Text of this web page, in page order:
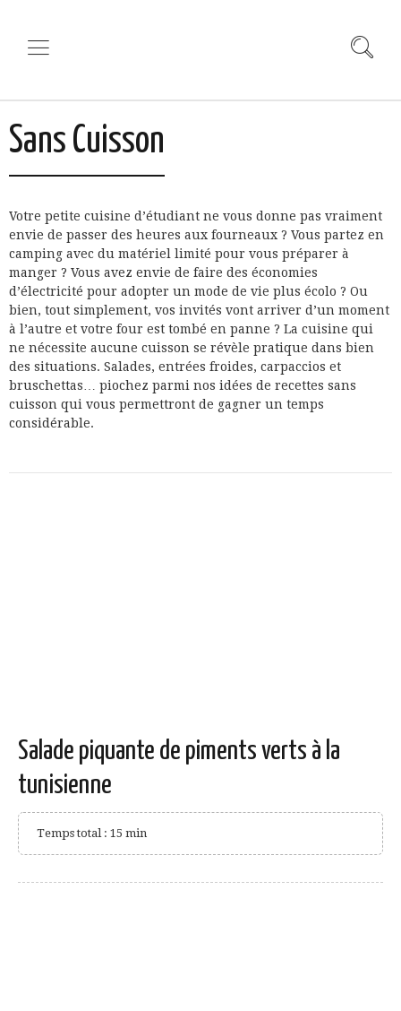
Sans Cuisson
Votre petite cuisine d’étudiant ne vous donne pas vraiment
envie de passer des heures aux fourneaux ? Vous partez en
camping avec du matériel limité pour vous préparer à
manger ? Vous avez envie de faire des économies
d’électricité pour adopter un mode de vie plus écolo ? Ou
bien, tout simplement, vos invités vont arriver d’un moment
à l’autre et votre four est tombé en panne ? La cuisine qui
ne nécessite aucune cuisson se révèle pratique dans bien
des situations. Salades, entrées froides, carpaccios et
bruschettas… piochez parmi nos idées de recettes sans
cuisson qui vous permettront de gagner un temps
considérable.
Salade piquante de piments verts à la
tunisienne
Temps total : 15 min